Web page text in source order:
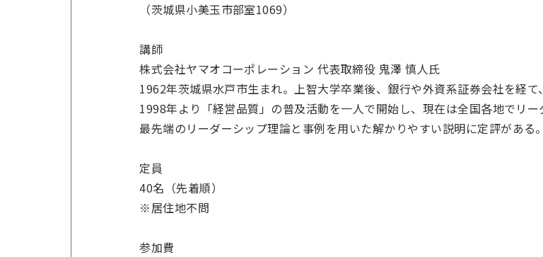
（茨城県小美玉市部室1069）
講師
株式会社ヤマオコーポレーション 代表取締役 鬼澤 慎人氏
1962年茨城県水戸市生まれ。上智大学卒業後、銀行や外資系証券会社を経て
1998年より「経営品質」の普及活動を一人で開始し、現在は全国各地でリ
最先端のリーダーシップ理論と事例を用いた解かりやすい説明に定評がある。
定員
40名（先着順）
※居住地不問
参加費